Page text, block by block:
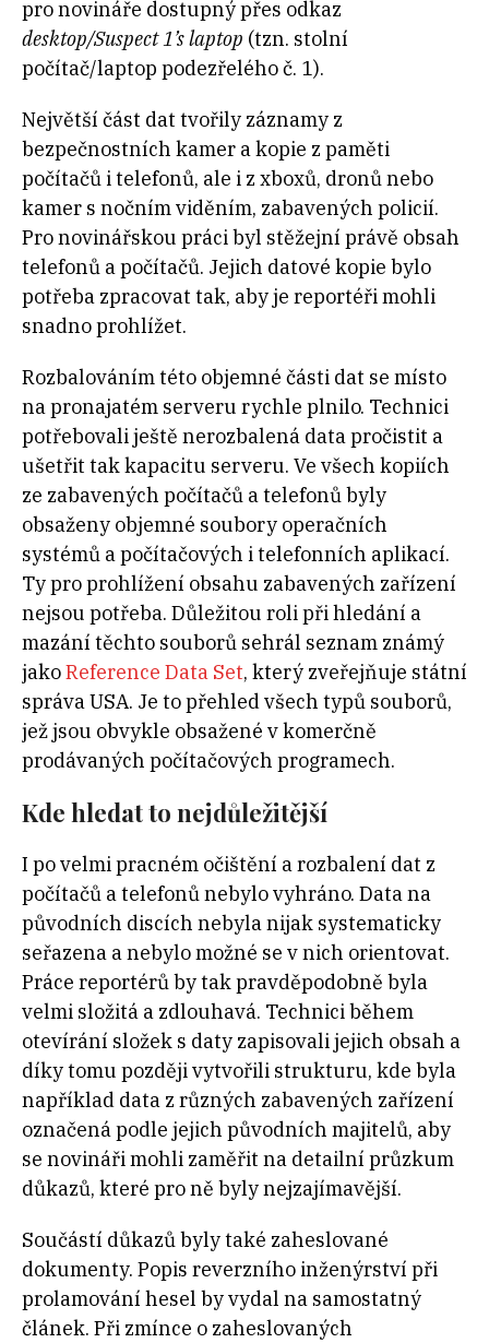
pro novináře dostupný přes odkaz
desktop/Suspect 1’s laptop (tzn. stolní
počítač/laptop podezřelého č. 1).
Největší část dat tvořily záznamy z
bezpečnostních kamer a kopie z paměti
počítačů i telefonů, ale i z xboxů, dronů nebo
kamer s nočním viděním, zabavených policií.
Pro novinářskou práci byl stěžejní právě obsah
telefonů a počítačů. Jejich datové kopie bylo
potřeba zpracovat tak, aby je reportéři mohli
snadno prohlížet.
Rozbalováním této objemné části dat se místo
na pronajatém serveru rychle plnilo. Technici
potřebovali ještě nerozbalená data pročistit a
ušetřit tak kapacitu serveru. Ve všech kopiích
ze zabavených počítačů a telefonů byly
obsaženy objemné soubory operačních
systémů a počítačových i telefonních aplikací.
Ty pro prohlížení obsahu zabavených zařízení
nejsou potřeba. Důležitou roli při hledání a
mazání těchto souborů sehrál seznam známý
jakoReference Data Set, který zveřejňuje státní
správa USA. Je to přehled všech typů souborů,
jež jsou obvykle obsažené v komerčně
prodávaných počítačových programech.
Kde hledat to nejdůležitější
I po velmi pracném očištění a rozbalení dat z
počítačů a telefonů nebylo vyhráno. Data na
původních discích nebyla nijak systematicky
seřazena a nebylo možné se v nich orientovat.
Práce reportérů by tak pravděpodobně byla
velmi složitá a zdlouhavá. Technici během
otevírání složek s daty zapisovali jejich obsah a
díky tomu později vytvořili strukturu, kde byla
například data z různých zabavených zařízení
označená podle jejich původních majitelů, aby
se novináři mohli zaměřit na detailní průzkum
důkazů, které pro ně byly nejzajímavější.
Součástí důkazů byly také zaheslované
dokumenty. Popis reverzního inženýrství při
prolamování hesel by vydal na samostatný
článek. Při zmínce o zaheslovaných